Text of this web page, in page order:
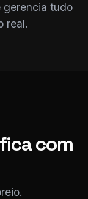
gerencia tudo
real.
com